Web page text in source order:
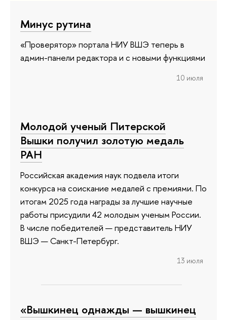
Минус рутина
«Проверятор» портала НИУ ВШЭ теперь в
админ-панели редактора и с новыми функциями
10 июля
Молодой ученый Питерской
Вышки получил золотую медаль
РАН
Российская академия наук подвела итоги
конкурса на соискание медалей с премиями. По
итогам 2025 года награды за лучшие научные
работы присудили 42 молодым ученым России.
В числе победителей — представитель НИУ
ВШЭ — Санкт-Петербург.
13 июля
«Вышкинец однажды — вышкинец